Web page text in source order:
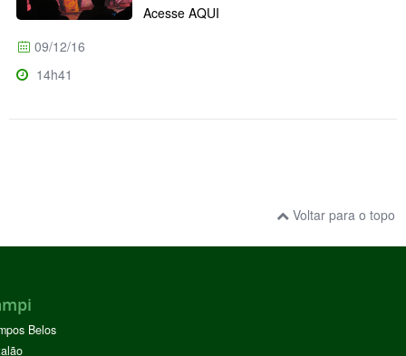
Acesse AQUI
09/12/16
14h41
Voltar para o topo
Belos